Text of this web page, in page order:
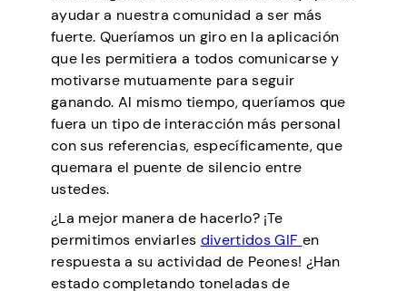
ayudar a nuestra comunidad a ser más
fuerte. Queríamos un giro en la aplicación
que les permitiera a todos comunicarse y
motivarse mutuamente para seguir
ganando. Al mismo tiempo, queríamos que
fuera un tipo de interacción más personal
con sus referencias, específicamente, que
quemara el puente de silencio entre
ustedes.
¿La mejor manera de hacerlo? ¡Te
permitimos enviarles divertidos GIF en
respuesta a su actividad de Peones! ¿Han
estado completando toneladas de